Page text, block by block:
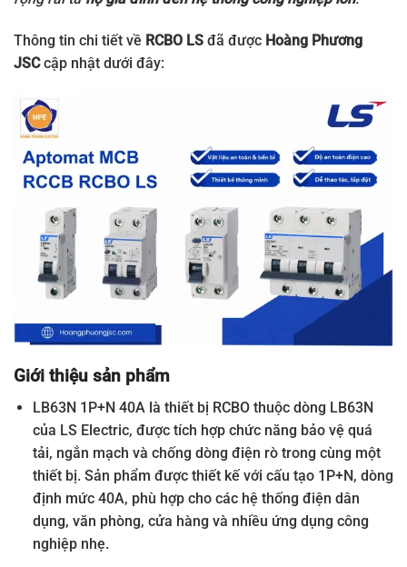
Thông tin chi tiết về RCBO LS đã được Hoàng Phương
JSCcập nhật dưới đây:
Giới thiệu sản phẩm
LB63N 1P+N 40A là thiết bị RCBO thuộc dòng LB63N
của LS Electric, được tích hợp chức năng bảo vệ quá
tải, ngắn mạch và chống dòng điện rò trong cùng một
thiết bị. Sản phẩm được thiết kế với cấu tạo 1P+N, dòng
định mức 40A, phù hợp cho các hệ thống điện dân
dụng, văn phòng, cửa hàng và nhiều ứng dụng công
nghiệp nhẹ.